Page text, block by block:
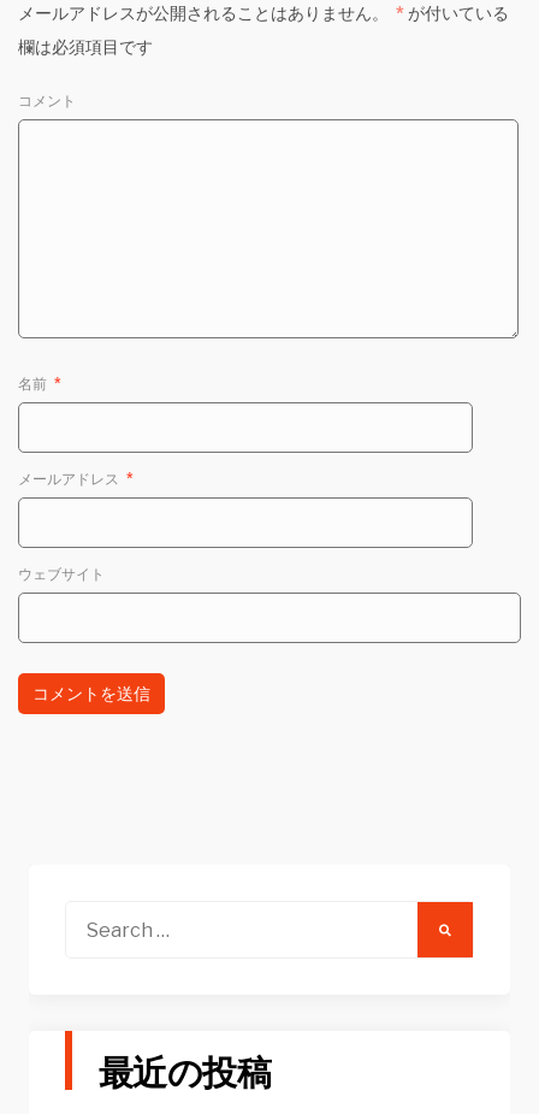
メールアドレスが公開されることはありません。 * が付いている
欄は必須項目です
コメント
名前 *
メールアドレス *
ウェブサイト
Search
最近の投稿